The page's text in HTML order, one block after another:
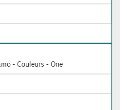
- Couleurs - One